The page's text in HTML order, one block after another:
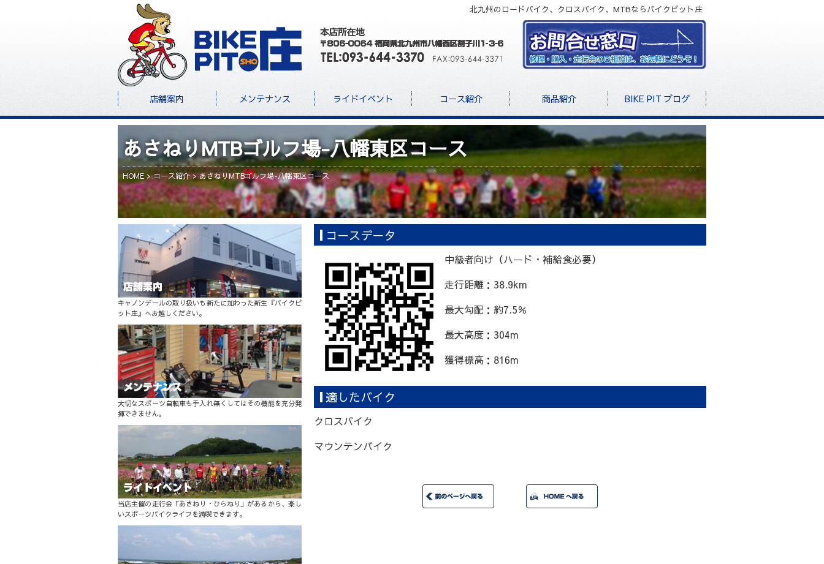
北九州のロードバイク、クロスバイク、MTBならバイクピット庄
店舗案内 メンテナンス ライドイベント コース紹介 商品紹介 BIKE PIT ブログ
あさねりMTBゴルフ場-八幡東区コース
HOME コース紹介 あさねりMTBゴルフ場-八幡東区コース
コースデータ
中級者向け（ハード・補給食必要）
走行距離：38.9km
最大勾配：約7.5％
最大高度：304m
獲得標高：816m
適したバイク
クロスバイク
マウンテンバイク
キャノンデールの取り扱いも新たに加わった新生『バイクピ
ット庄』へお越しください。
大切なスポーツ自転車も手入れ無くしてはその機能を充分発
揮できません。
当店主催の走行会「あさねり・ひらねり」があるから、楽し
いスポーツバイクライフを満喫できます。